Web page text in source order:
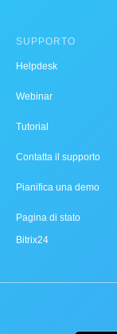
SUPPORTO
Helpdesk
Webinar
Tutorial
Contatta il supporto
Pianifica una demo
Pagina di stato
Bitrix24